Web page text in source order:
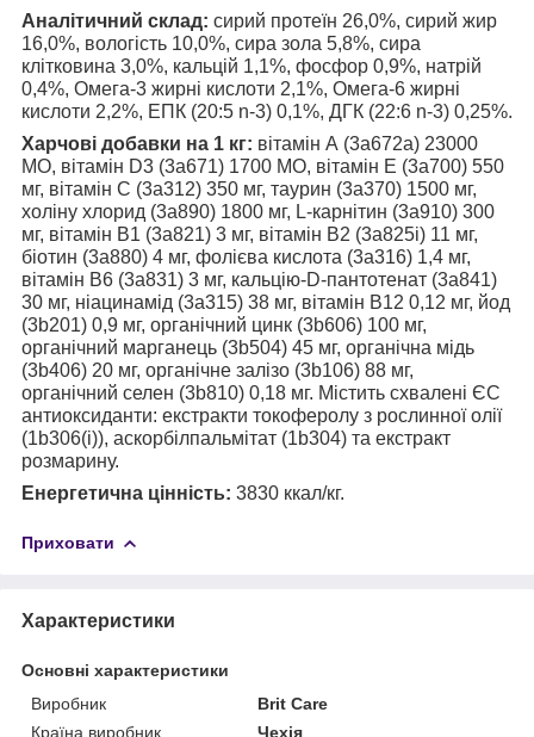
Аналітичний склад: сирий протеїн 26,0%, сирий жир
16,0%, вологість 10,0%, сира зола 5,8%, сира
клітковина 3,0%, кальцій 1,1%, фосфор 0,9%, натрій
0,4%, Омега-3 жирні кислоти 2,1%, Омега-6 жирні
кислоти 2,2%, EПК (20:5 n-3) 0,1%, ДГК (22:6 n-3) 0,25%.
Харчові добавки на 1 кг: вітамін А (3a672a) 23000
МО, вітамін D3 (3a671) 1700 МО, вітамін Е (3a700) 550
мг, вітамін С (3a312) 350 мг, таурин (3a370) 1500 мг,
холіну хлорид (3a890) 1800 мг, L-карнітин (3a910) 300
мг, вітамін B1 (3a821) 3 мг, вітамін B2 (3a825i) 11 мг,
біотин (3a880) 4 мг, фолієва кислота (3a316) 1,4 мг,
вітамін B6 (3a831) 3 мг, кальцію-D-пантотенат (3a841)
30 мг, ніацинамід (3a315) 38 мг, вітамін B12 0,12 мг, йод
(3b201) 0,9 мг, органічний цинк (3b606) 100 мг,
органічний марганець (3b504) 45 мг, органічна мідь
(3b406) 20 мг, органічне залізо (3b106) 88 мг,
органічний селен (3b810) 0,18 мг. Містить схвалені ЄС
антиоксиданти: екстракти токоферолу з рослинної олії
(1b306(i)), аскорбілпальмітат (1b304) та екстракт
розмарину.
Енергетична цінність: 3830 ккал/кг.
Приховати
Характеристики
Основні характеристики
Виробник
Brit Care
Країна виробник
Чехія